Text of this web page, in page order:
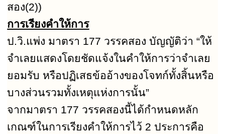
สอง(2))
การเรียงคำให้การ
ป.วิ.แพ่ง มาตรา 177 วรรคสอง บัญญัติว่า “ให้
จำเลยแสดงโดยชัดแจ้งในคำให้การว่าจำเลย
ยอมรับ หรือปฏิเสธข้ออ้างของโจทก์ทั้งสิ้นหรือ
บางส่วนรวมทั้งเหตุแห่งการนั้น”
จากมาตรา 177 วรรคสองนี้ได้กำหนดหลัก
เกณฑ์ในการเรียงคำให้การไว้ 2 ประการคือ